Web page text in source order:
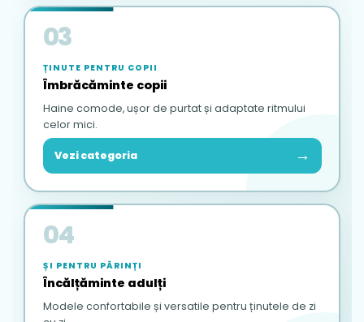
03
ȚINUTE PENTRU COPII
Îmbrăcăminte copii
Haine comode, ușor de purtat și adaptate ritmului
celor mici.
Vezi categoria →
04
ȘI PENTRU PĂRINȚI
Încălțăminte adulți
Modele confortabile și versatile pentru ținutele de zi